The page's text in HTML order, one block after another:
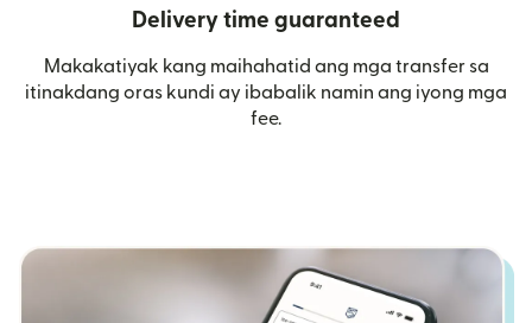
Delivery time guaranteed
Makakatiyak kang maihahatid ang mga transfer sa
itinakdang oras kundi ay ibabalik namin ang iyong mga
fee.